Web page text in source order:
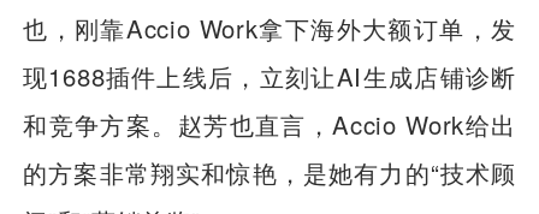
也，刚靠Accio Work拿下海外大额订单，发
现1688插件上线后，立刻让AI生成店铺诊断
和竞争方案。赵芳也直言，Accio Work给出
的方案非常翔实和惊艳，是她有力的“技术顾